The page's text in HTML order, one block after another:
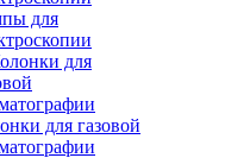
для
для газовой